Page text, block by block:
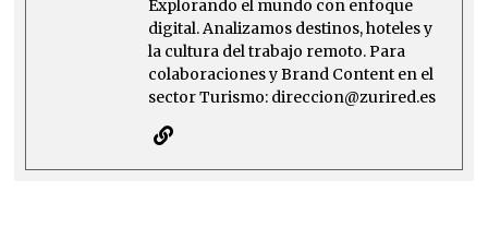
Explorando el mundo con enfoque
digital. Analizamos destinos, hoteles y
la cultura del trabajo remoto. Para
colaboraciones y Brand Content en el
sector Turismo: direccion@zurired.es